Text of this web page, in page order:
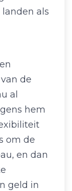
als
de
al
hem
om de
en dan
geld in